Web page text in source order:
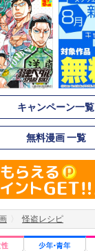
キャンペーン一覧
無料漫画 一覧
怪盗レシピ